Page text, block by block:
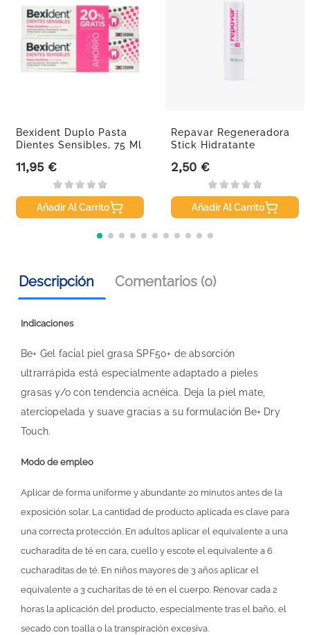
Bexident Duplo Pasta
Dientes Sensibles, 75 Ml
Precio
11,95 €
Añadir Al Carrito
Repavar Regeneradora
Stick Hidratante
Precio
2,50 €
Añadir Al Carrito
Descripción Comentarios (0)
Indicaciones
Be+ Gel facial piel grasa SPF50+ de absorción
ultrarrápida está especialmente adaptado a pieles
grasas y/o con tendencia acnéica. Deja la piel mate,
aterciopelada y suave gracias a su formulación Be+ Dry
Touch.
Modo de empleo
Aplicar de forma uniforme y abundante 20 minutos antes de la
exposición solar. La cantidad de producto aplicada es clave para
una correcta protección. En adultos aplicar el equivalente a una
cucharadita de té en cara, cuello y escote el equivalente a 6
cucharaditas de té. En niños mayores de 3 años aplicar el
equivalente a 3 cucharitas de té en el cuerpo. Renovar cada 2
horas la aplicación del producto, especialmente tras el baño, el
secado con toalla o la transpiración excesiva.